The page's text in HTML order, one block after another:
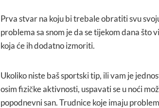
Prva stvar na koju bi trebale obratiti svu
problema sa snom je da se tijekom dana što
koja će ih dodatno izmoriti.
Ukoliko niste baš sportski tip, ili vam je
osim fizičke aktivnosti, uspavati se u noći
popodnevni san. Trudnice koje imaju